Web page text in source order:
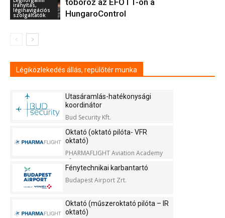
irányítás,
léginavigációs
szolgáltatók
toboroz az EFOTT-on a
HungaroControl
Légiközlekedés állás, repülőtér munka
Utasáramlás-hatékonysági
koordinátor
Bud Security Kft.
Oktató (oktató pilóta- VFR
oktató)
PHARMAFLIGHT Aviation Academy
Kft.
Fénytechnikai karbantartó
Budapest Airport Zrt.
Oktató (műszeroktató pilóta – IR
oktató)